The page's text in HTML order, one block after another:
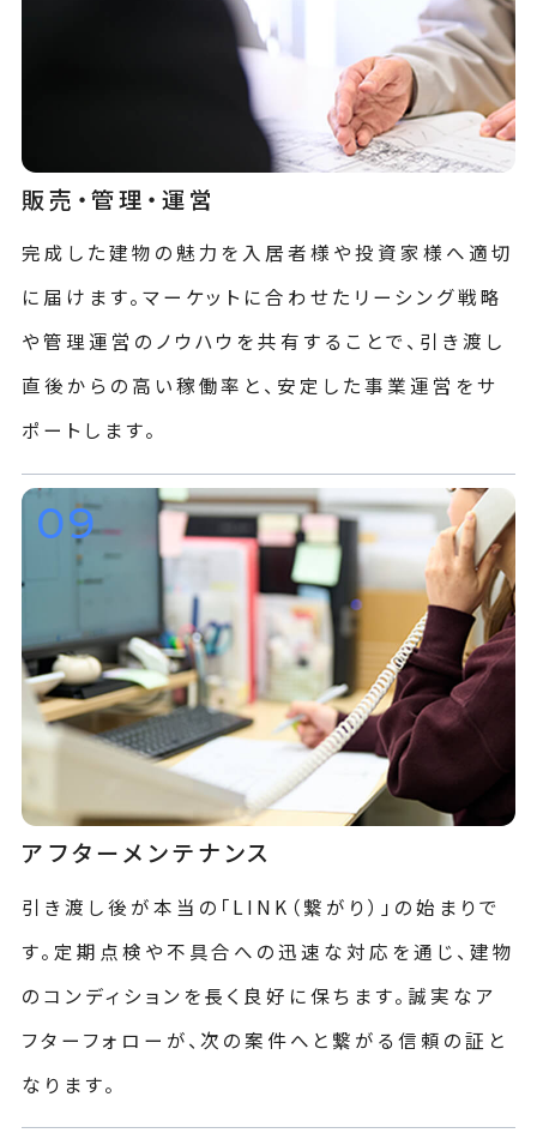
販売・管理・運営
完成した建物の魅力を入居者様や投資家様へ適切
に届けます。マーケットに合わせたリーシング戦略
や管理運営のノウハウを共有することで、引き渡し
直後からの高い稼働率と、安定した事業運営をサ
ポートします。
09
アフターメンテナンス
引き渡し後が本当の「LINK（繋がり）」の始まりで
す。定期点検や不具合への迅速な対応を通じ、建物
のコンディションを長く良好に保ちます。誠実なア
フターフォローが、次の案件へと繋がる信頼の証と
なります。